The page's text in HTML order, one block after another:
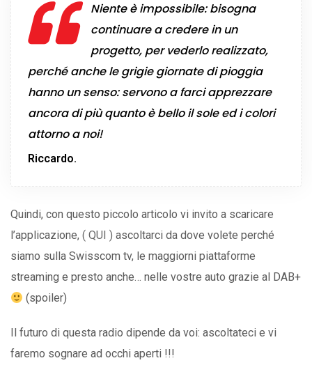
Niente è impossibile: bisogna
continuare a credere in un
progetto, per vederlo realizzato,
perché anche le grigie giornate di pioggia
hanno un senso: servono a farci apprezzare
ancora di più quanto è bello il sole ed i colori
attorno a noi!
Riccardo.
Quindi, con questo piccolo articolo vi invito a scaricare
l’applicazione, ( QUI ) ascoltarci da dove volete perché
siamo sulla Swisscom tv, le maggiorni piattaforme
streaming e presto anche… nelle vostre auto grazie al DAB+
(spoiler)
Il futuro di questa radio dipende da voi: ascoltateci e vi
faremo sognare ad occhi aperti !!!